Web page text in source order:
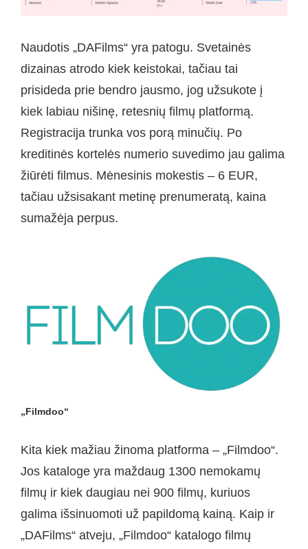
Naudotis „DAFilms“ yra patogu. Svetainės
dizainas atrodo kiek keistokai, tačiau tai
prisideda prie bendro jausmo, jog užsukote į
kiek labiau nišinę, retesnių filmų platformą.
Registracija trunka vos porą minučių. Po
kreditinės kortelės numerio suvedimo jau galima
žiūrėti filmus. Mėnesinis mokestis – 6 EUR,
tačiau užsisakant metinę prenumeratą, kaina
sumažėja perpus.
„Filmdoo“
Kita kiek mažiau žinoma platforma – „Filmdoo“.
Jos kataloge yra maždaug 1300 nemokamų
filmų ir kiek daugiau nei 900 filmų, kuriuos
galima išsinuomoti už papildomą kainą. Kaip ir
„DAFilms“ atveju, „Filmdoo“ katalogo filmų